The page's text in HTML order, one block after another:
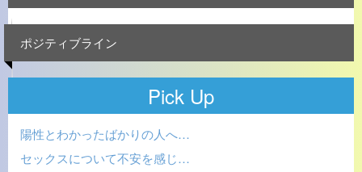
ポジティブライン
Pick Up
陽性とわかったばかりの人へ…
セックスについて不安を感じ…